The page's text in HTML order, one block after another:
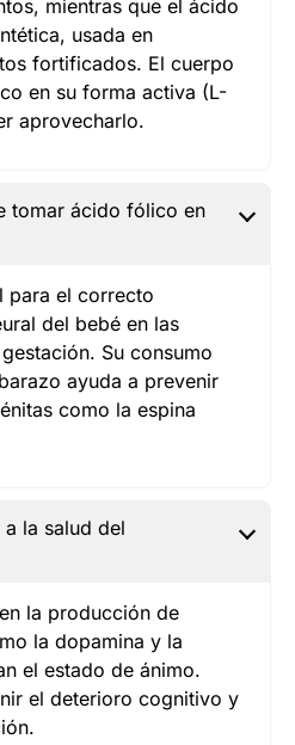
mientras que el ácido
usada en
fortificados. El cuerpo
en su forma activa (L-
aprovecharlo.
tomar ácido fólico en
para el correcto
del bebé en las
Su consumo
ayuda a prevenir
como la espina
la salud del
la producción de
la dopamina y la
el estado de ánimo.
el deterioro cognitivo y